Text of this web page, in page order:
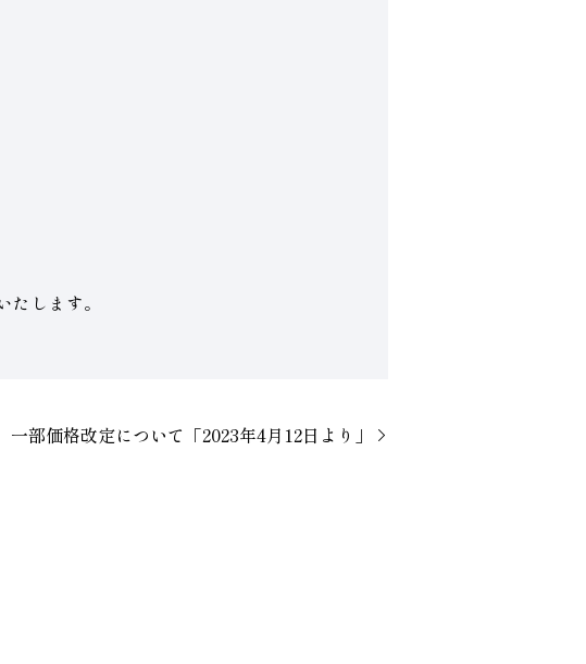
します。
一部価格改定について「2023年4月12日より」